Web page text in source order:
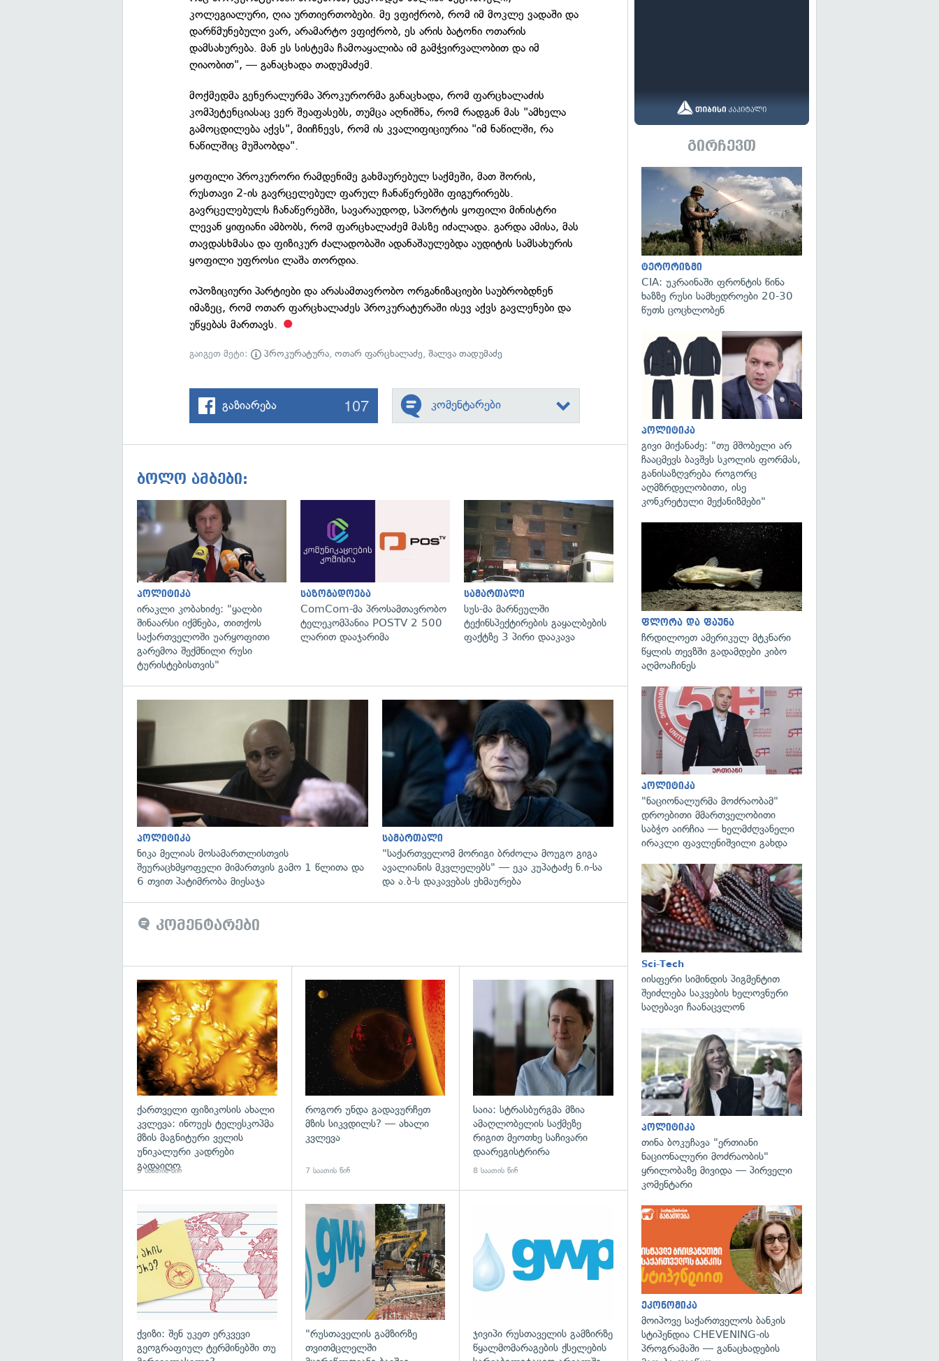
კოლეგიალური, ღია ურთიერთობები. მე ვფიქრობ, რომ იმ მოკლე ვადაში და
დარწმუნებული ვარ, არამარტო ვფიქრობ, ეს არის ბატონი ოთარის
დამსახურება. მან ეს სისტემა ჩამოაყალიბა იმ გამჭვირვალობით და იმ
ღიაობით", — განაცხადა თადუმაძემ.
მოქმედმა გენერალურმა პროკურორმა განაცხადა, რომ ფარცხალაძის
კომპეტენციასაც ვერ შეაფასებს, თუმცა აღნიშნა, რომ რადგან მას "ამხელა
გამოცდილება აქვს", მიიჩნევს, რომ ის კვალიფიციურია "იმ ნაწილში, რა
ნაწილშიც მუშაობდა".
ყოფილი პროკურორი რამდენიმე გახმაურებულ საქმეში, მათ შორის,
რუსთავი 2-ის გავრცელებულ ფარულ ჩანაწერებში ფიგურირებს.
გავრცელებულს ჩანაწერებში, სავარაუდოდ, სპორტის ყოფილი მინისტრი
ლევან ყიფიანი ამბობს, რომ ფარცხალაძემ მასზე იძალადა. გარდა ამისა, მას
თავდასხმასა და ფიზიკურ ძალადობაში ადანაშაულებდა აუდიტის სამსახურის
ყოფილი უფროსი ლაშა თორდია.
ოპოზიციური პარტიები და არასამთავრობო ორგანიზაციები საუბრობდნენ
იმაზეც, რომ ოთარ ფარცხალაძეს პროკურატურაში ისევ აქვს გავლენები და
უწყებას მართავს.
გაიგეთ მეტი: პროკურატურა,ოთარ ფარცხალაძე,შალვა თადუმაძე
გაზიარება 107 კომენტარები
ბოლო ამბები:
პოლიტიკა
ირაკლი კობახიძე: "ყალბი
შინაარსი იქმნება, თითქოს
საქართველოში უარყოფითი
გარემოა შექმნილი რუსი
ტურისტებისთვის"
გადახედვა
საზოგადოება
ComCom-მა პროსამთავრობო
ტელეკომპანია POSTV 2 500
ლარით დააჯარიმა
სამართალი
სუს-მა მარნეულში
ტექინსპექტირების გაყალბების
ფაქტზე 3 პირი დააკავა
გადახედვა
პოლიტიკა
ნიკა მელიას მოსამართლისთვის
შეურაცხმყოფელი მიმართვის გამო 1 წლითა და
6 თვით პატიმრობა მიესაჯა
გადახედვა
სამართალი
"საქართველომ მორიგი ბრძოლა მოუგო გიგა
ავალიანის მკვლელებს" — ეკა კუპატაძე ნ.ი-სა
და ა.ბ-ს დაკავებას ეხმაურება
კომენტარები
გადახედვა
ქართველი ფიზიკოსის ახალი
კვლევა: ინოუეს ტელესკოპმა
მზის მაგნიტური ველის
უნიკალური კადრები
გადაიღო
5 საათის წინ
როგორ უნდა გადავურჩეთ
მზის სიკვდილს? — ახალი
კვლევა
7 საათის წინ
გადახედვა
საია: სტრასბურგმა მზია
ამაღლობელის საქმეზე
რიგით მეოთხე საჩივარი
დაარეგისტრირა
8 საათის წინ
ქვიზი: შენ უკეთ ერკვევი
გეოგრაფიულ ტერმინებში თუ
"რუსთაველის გამზირზე
თვითმცლელში
ჯივიპი რუსთაველის გამზირზე
წყალმომარაგების ქსელების
გირჩევთ
ტერორიზმი
CIA: უკრაინაში ფრონტის წინა
ხაზზე რუსი სამხედროები 20-30
წუთს ცოცხლობენ
პოლიტიკა
გივი მიქანაძე: "თუ მშობელი არ
ჩააცმევს ბავშვს სკოლის ფორმას,
განისაზღვრება როგორც
აღმზრდელობითი, ისე
კონკრეტული მექანიზმები"
ფლორა და ფაუნა
ჩრდილოეთ ამერიკულ მტკნარი
წყლის თევზში გადამდები კიბო
აღმოაჩინეს
პოლიტიკა
"ნაციონალურმა მოძრაობამ"
დროებითი მმართველობითი
საბჭო აირჩია — ხელმძღვანელი
ირაკლი ფავლენიშვილი გახდა
Sci-Tech
იისფერი სიმინდის პიგმენტით
შეიძლება საკვების ხელოვნური
საღებავი ჩაანაცვლონ
პოლიტიკა
თინა ბოკუჩავა "ერთიანი
ნაციონალური მოძრაობის"
ყრილობაზე მივიდა — პირველი
კომენტარი
ეკონომიკა
მოიპოვე საქართველოს ბანკის
სტიპენდია CHEVENING-ის
პროგრამაში — განაცხადების